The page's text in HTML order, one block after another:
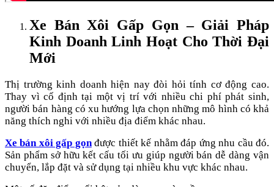
Xe Bán Xôi Gấp Gọn – Giải Pháp
Kinh Doanh Linh Hoạt Cho Thời Đại
Mới
Thị trường kinh doanh hiện nay đòi hỏi tính cơ động cao.
Thay vì cố định tại một vị trí với nhiều chi phí phát sinh,
người bán hàng có xu hướng lựa chọn những mô hình có khả
năng thích nghi với nhiều địa điểm khác nhau.
Xe bán xôi gấp gọnđược thiết kế nhằm đáp ứng nhu cầu đó.
Sản phẩm sở hữu kết cấu tối ưu giúp người bán dễ dàng vận
chuyển, lắp đặt và sử dụng tại nhiều khu vực khác nhau.